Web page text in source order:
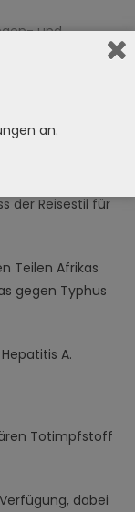
und
in
der Reisestil für
Teilen Afrikas
gegen Typhus
A.
Totimpfstoff
dabei
an.